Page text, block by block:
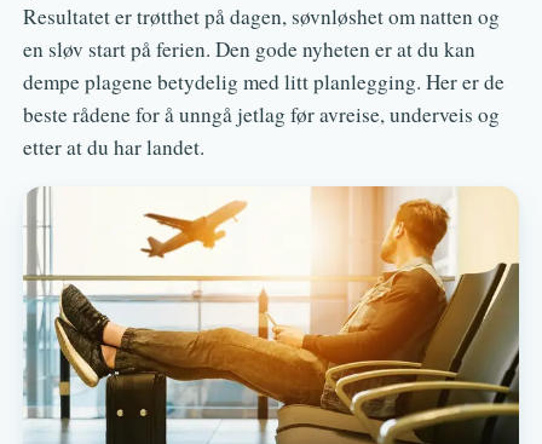
Resultatet er trøtthet på dagen, søvnløshet om natten og
en sløv start på ferien. Den gode nyheten er at du kan
dempe plagene betydelig med litt planlegging. Her er de
beste rådene for å unngå jetlag før avreise, underveis og
etter at du har landet.